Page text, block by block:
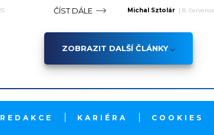
ČÍST DÁLE Michal Sztolár | 8.
ZOBRAZIT DALŠÍ ČLÁNKY
REDAKCE KARIÉRA COOKIES